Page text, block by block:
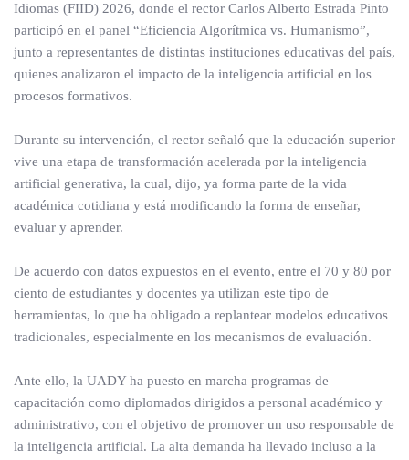
Idiomas (FIID) 2026, donde el rector Carlos Alberto Estrada Pinto
participó en el panel “Eficiencia Algorítmica vs. Humanismo”,
junto a representantes de distintas instituciones educativas del país,
quienes analizaron el impacto de la inteligencia artificial en los
procesos formativos.
Durante su intervención, el rector señaló que la educación superior
vive una etapa de transformación acelerada por la inteligencia
artificial generativa, la cual, dijo, ya forma parte de la vida
académica cotidiana y está modificando la forma de enseñar,
evaluar y aprender.
De acuerdo con datos expuestos en el evento, entre el 70 y 80 por
ciento de estudiantes y docentes ya utilizan este tipo de
herramientas, lo que ha obligado a replantear modelos educativos
tradicionales, especialmente en los mecanismos de evaluación.
Ante ello, la UADY ha puesto en marcha programas de
capacitación como diplomados dirigidos a personal académico y
administrativo, con el objetivo de promover un uso responsable de
la inteligencia artificial. La alta demanda ha llevado incluso a la